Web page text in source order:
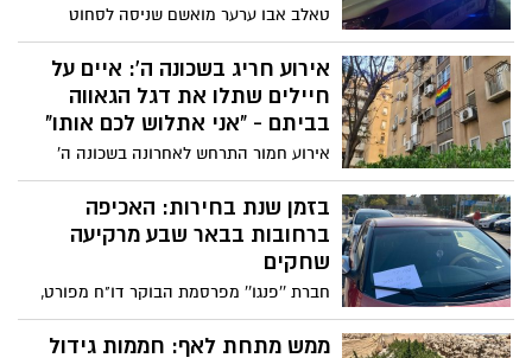
טאלב אבו ערער מואשם שניסה לסחוט
ולאיים על עדי תביאה בתיק פלילי שמתנהל
כנגדו: ''עוד לא יבשה הדיו על החלטת
השחרור והמשיב ממשיך בשלו''
אירוע חריג בשכונה ה': איים על
חיילים שתלו את דגל הגאווה
בביתם - "אני אתלוש לכם אותו"
אירוע חמור התרחש לאחרונה בשכונה ה'
בבאר שבע, לאחר שאדם תועד כאשר הוא
מאיים על חיילים מגרעין הנח"ל להוריד את
דגל הגאווה אותו תלו בביתם, אחרת יתלוש
להם אותו
בזמן שנת בחירות: האכיפה
ברחובות בבאר שבע מרקיעה
שחקים
חברת ''פנגו'' מפרסמת הבוקר דו"ח מפורט,
לפיו בירת הנגב היא בין הערים בהן התבצעו
הכי הרבה בדיקות של פקחים
ממש מתחת לאף: חממות גידול